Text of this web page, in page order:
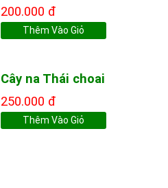
200.000 đ
Thêm Vào Giỏ
Cây na Thái choai
250.000 đ
Thêm Vào Giỏ